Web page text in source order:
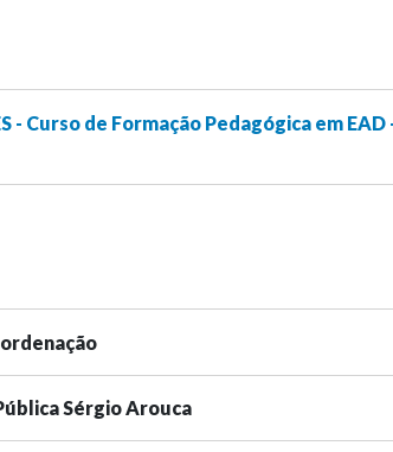
- Curso de Formação Pedagógica em EAD
Sérgio Arouca